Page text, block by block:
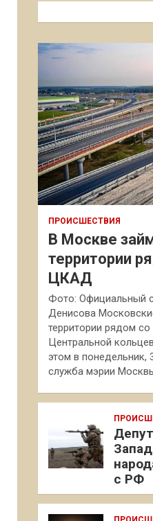
к
ПРОИСШЕСТВИЯ
В Москве
территории
ЦКАД
Фото: Официальный
Денисова
территории рядом
Центральной
этом в понедельник,
служба мэрии
с РФ